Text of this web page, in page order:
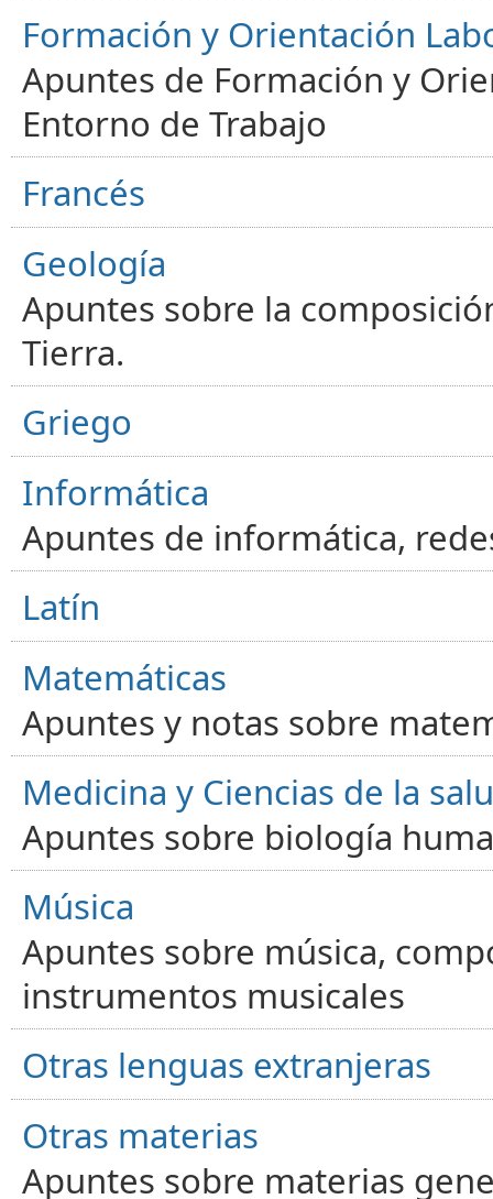
Formación y Orientación
Apuntes de Formación y
Entorno de Trabajo
Francés
Geología
Apuntes sobre la
Tierra.
Griego
Informática
Apuntes de informática,
Latín
Matemáticas
Apuntes y notas sobre
Medicina y Ciencias de la
Apuntes sobre biología
Música
Apuntes sobre música,
instrumentos musicales
Otras lenguas extranjeras
Otras materias
Apuntes sobre materias